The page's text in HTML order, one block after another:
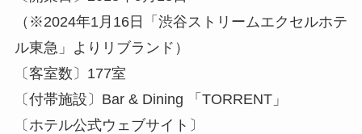
（※2024年1月16日「渋谷ストリームエクセルホテ
ル東急」よりリブランド）
〔客室数〕177室
〔付帯施設〕Bar & Dining 「TORRENT」
〔ホテル公式ウェブサイト〕